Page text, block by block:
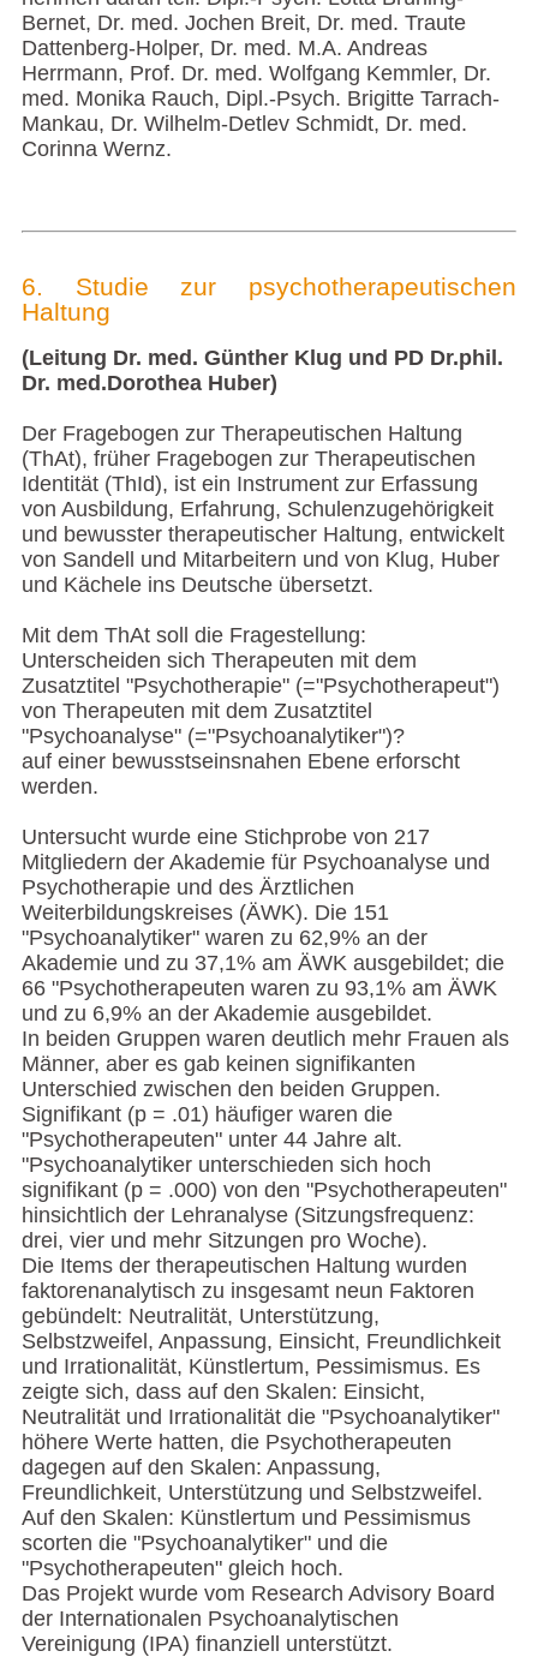
Bernet, Dr. med. Jochen Breit, Dr. med. Traute
Dattenberg-Holper, Dr. med. M.A. Andreas
Herrmann, Prof. Dr. med. Wolfgang Kemmler, Dr.
med. Monika Rauch, Dipl.-Psych. Brigitte Tarrach-
Mankau, Dr. Wilhelm-Detlev Schmidt, Dr. med.
Corinna Wernz.
6. Studie zur psychotherapeutischen
Haltung
(Leitung Dr. med. Günther Klug und PD Dr.phil.
Dr. med.Dorothea Huber)
Der Fragebogen zur Therapeutischen Haltung
(ThAt), früher Fragebogen zur Therapeutischen
Identität (ThId), ist ein Instrument zur Erfassung
von Ausbildung, Erfahrung, Schulenzugehörigkeit
und bewusster therapeutischer Haltung, entwickelt
von Sandell und Mitarbeitern und von Klug, Huber
und Kächele ins Deutsche übersetzt.
Mit dem ThAt soll die Fragestellung:
Unterscheiden sich Therapeuten mit dem
Zusatztitel "Psychotherapie" (="Psychotherapeut")
von Therapeuten mit dem Zusatztitel
"Psychoanalyse" (="Psychoanalytiker")?
auf einer bewusstseinsnahen Ebene erforscht
werden.
Untersucht wurde eine Stichprobe von 217
Mitgliedern der Akademie für Psychoanalyse und
Psychotherapie und des Ärztlichen
Weiterbildungskreises (ÄWK). Die 151
"Psychoanalytiker" waren zu 62,9% an der
Akademie und zu 37,1% am ÄWK ausgebildet; die
66 "Psychotherapeuten waren zu 93,1% am ÄWK
und zu 6,9% an der Akademie ausgebildet.
In beiden Gruppen waren deutlich mehr Frauen als
Männer, aber es gab keinen signifikanten
Unterschied zwischen den beiden Gruppen.
Signifikant (p = .01) häufiger waren die
"Psychotherapeuten" unter 44 Jahre alt.
"Psychoanalytiker unterschieden sich hoch
signifikant (p = .000) von den "Psychotherapeuten"
hinsichtlich der Lehranalyse (Sitzungsfrequenz:
drei, vier und mehr Sitzungen pro Woche).
Die Items der therapeutischen Haltung wurden
faktorenanalytisch zu insgesamt neun Faktoren
gebündelt: Neutralität, Unterstützung,
Selbstzweifel, Anpassung, Einsicht, Freundlichkeit
und Irrationalität, Künstlertum, Pessimismus. Es
zeigte sich, dass auf den Skalen: Einsicht,
Neutralität und Irrationalität die "Psychoanalytiker"
höhere Werte hatten, die Psychotherapeuten
dagegen auf den Skalen: Anpassung,
Freundlichkeit, Unterstützung und Selbstzweifel.
Auf den Skalen: Künstlertum und Pessimismus
scorten die "Psychoanalytiker" und die
"Psychotherapeuten" gleich hoch.
Das Projekt wurde vom Research Advisory Board
der Internationalen Psychoanalytischen
Vereinigung (IPA) finanziell unterstützt.